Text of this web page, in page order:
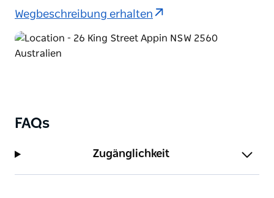
Die katholische Kirche St. Bede wurde am 8. Oktober
1843 offiziell eröffnet. 1999 wurden
Restaurierungsarbeiten durchgeführt, die feierliche
Bede’s steht: „Die älteste katholische Kirche auf dem
Bede’s wurde vom National Trust auch als eine der
Wegbeschreibung erhalten
FAQs
Zugänglichkeit